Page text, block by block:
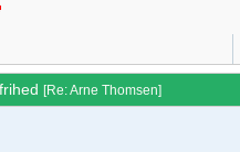
[Re: Arne Thomsen]